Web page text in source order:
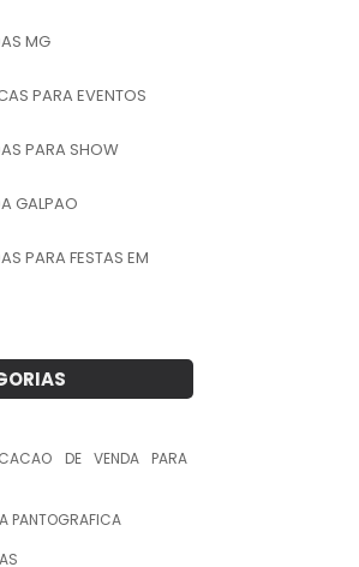
MG
PARA EVENTOS
PARA SHOW
GALPAO
PARA FESTAS EM
EVENTOS
DE VENDA PARA
PANTOGRAFICA